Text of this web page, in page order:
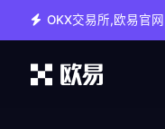
OKX交易所,欧易官网